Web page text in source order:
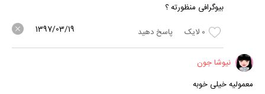
بیوگرافی منظورته ؟
0 لایک پاسخ دهید 1397/03/19
نیوشا جون
معمولیه خیلی خوبه